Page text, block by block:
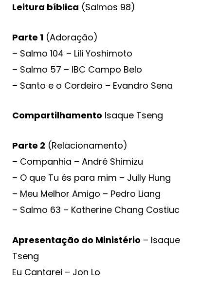
Leitura bíblica (Salmos 98)
Parte 1 (Adoração)
– Salmo 104 – Lili Yoshimoto
– Salmo 57 – IBC Campo Belo
– Santo e o Cordeiro – Evandro Sena
Compartilhamento Isaque Tseng
Parte 2 (Relacionamento)
– Companhia – André Shimizu
– O que Tu és para mim – Jully Hung
– Meu Melhor Amigo – Pedro Liang
– Salmo 63 – Katherine Chang Costiuc
Apresentação do Ministério – Isaque
Tseng
Eu Cantarei – Jon Lo